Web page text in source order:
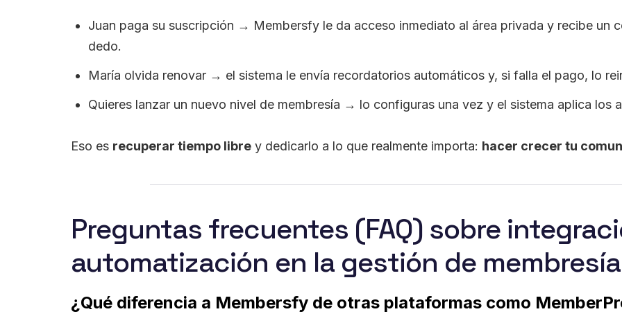
Juan paga su suscripción → Membersfy le da acceso inmediato al área privada y recibe un
dedo.
María olvida renovar → el sistema le envía recordatorios automáticos y, si falla el pago, lo
Quieres lanzar un nuevo nivel de membresía → lo configuras una vez y el sistema aplica los
Eso es recuperar tiempo libre y dedicarlo a lo que realmente importa: hacer crecer tu
Preguntas frecuentes (FAQ) sobre
automatización en la gestión de
¿Qué diferencia a Membersfy de otras plataformas como